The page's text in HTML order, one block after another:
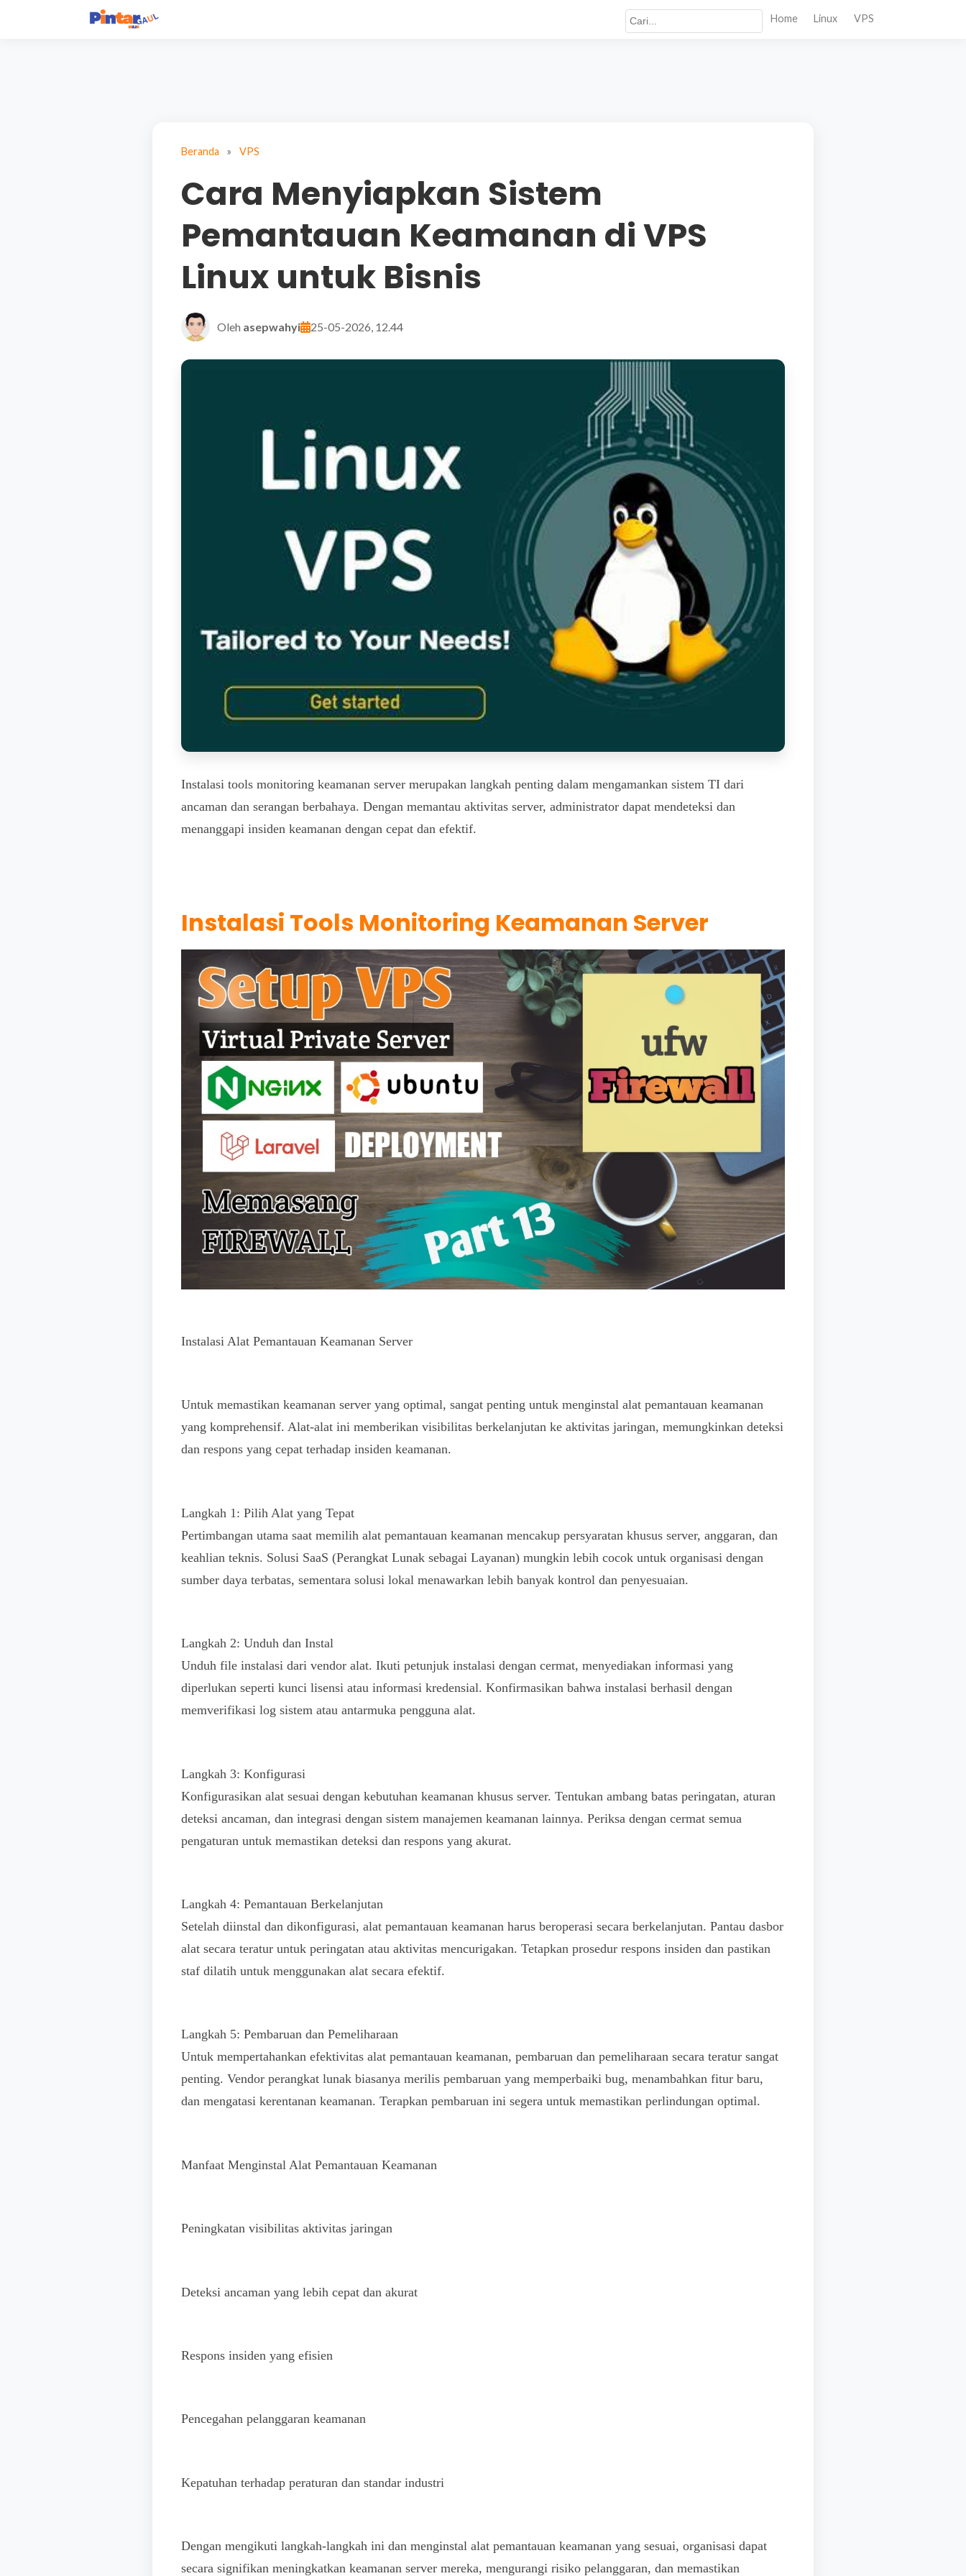
Home Linux VPS
Beranda » VPS
Cara Menyiapkan Sistem
Pemantauan Keamanan di VPS
Linux untuk Bisnis
Oleh asepwahyi 25-05-2026, 12.44
Instalasi tools monitoring keamanan server merupakan langkah penting dalam mengamankan sistem TI dari
ancaman dan serangan berbahaya. Dengan memantau aktivitas server, administrator dapat mendeteksi dan
menanggapi insiden keamanan dengan cepat dan efektif.
Instalasi Tools Monitoring Keamanan Server
Instalasi Alat Pemantauan Keamanan Server
Untuk memastikan keamanan server yang optimal, sangat penting untuk menginstal alat pemantauan keamanan
yang komprehensif. Alat-alat ini memberikan visibilitas berkelanjutan ke aktivitas jaringan, memungkinkan deteksi
dan respons yang cepat terhadap insiden keamanan.
Langkah 1: Pilih Alat yang Tepat
Pertimbangan utama saat memilih alat pemantauan keamanan mencakup persyaratan khusus server, anggaran, dan
keahlian teknis. Solusi SaaS (Perangkat Lunak sebagai Layanan) mungkin lebih cocok untuk organisasi dengan
sumber daya terbatas, sementara solusi lokal menawarkan lebih banyak kontrol dan penyesuaian.
Langkah 2: Unduh dan Instal
Unduh file instalasi dari vendor alat. Ikuti petunjuk instalasi dengan cermat, menyediakan informasi yang
diperlukan seperti kunci lisensi atau informasi kredensial. Konfirmasikan bahwa instalasi berhasil dengan
memverifikasi log sistem atau antarmuka pengguna alat.
Langkah 3: Konfigurasi
Konfigurasikan alat sesuai dengan kebutuhan keamanan khusus server. Tentukan ambang batas peringatan, aturan
deteksi ancaman, dan integrasi dengan sistem manajemen keamanan lainnya. Periksa dengan cermat semua
pengaturan untuk memastikan deteksi dan respons yang akurat.
Langkah 4: Pemantauan Berkelanjutan
Setelah diinstal dan dikonfigurasi, alat pemantauan keamanan harus beroperasi secara berkelanjutan. Pantau dasbor
alat secara teratur untuk peringatan atau aktivitas mencurigakan. Tetapkan prosedur respons insiden dan pastikan
staf dilatih untuk menggunakan alat secara efektif.
Langkah 5: Pembaruan dan Pemeliharaan
Untuk mempertahankan efektivitas alat pemantauan keamanan, pembaruan dan pemeliharaan secara teratur sangat
penting. Vendor perangkat lunak biasanya merilis pembaruan yang memperbaiki bug, menambahkan fitur baru,
dan mengatasi kerentanan keamanan. Terapkan pembaruan ini segera untuk memastikan perlindungan optimal.
Manfaat Menginstal Alat Pemantauan Keamanan
Peningkatan visibilitas aktivitas jaringan
Deteksi ancaman yang lebih cepat dan akurat
Respons insiden yang efisien
Pencegahan pelanggaran keamanan
Kepatuhan terhadap peraturan dan standar industri
Dengan mengikuti langkah-langkah ini dan menginstal alat pemantauan keamanan yang sesuai, organisasi dapat
secara signifikan meningkatkan keamanan server mereka, mengurangi risiko pelanggaran, dan memastikan